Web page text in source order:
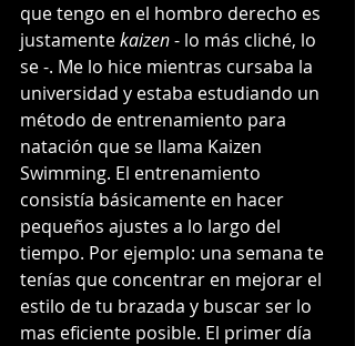
que tengo en el hombro derecho es
justamente kaizen - lo más cliché, lo
se -. Me lo hice mientras cursaba la
universidad y estaba estudiando un
método de entrenamiento para
natación que se llama Kaizen
Swimming. El entrenamiento
consistía básicamente en hacer
pequeños ajustes a lo largo del
tiempo. Por ejemplo: una semana te
tenías que concentrar en mejorar el
estilo de tu brazada y buscar ser lo
mas eficiente posible. El primer día